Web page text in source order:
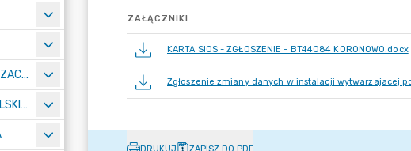
PROGRAMY DOTYCZĄCE REALIZACJI ZADAŃ PUBLICZNYCH
PROGRAM BUDŻETU OBYWATELSKIEGO POWIATU BYDGOSKIEGO
ZAŁĄCZNIKI
KARTA SIOS - ZGŁOSZENIE - BT44084 KORONOWO.docx
Zgłoszenie zmiany danych w instalacji wytwarzajacej
DRUKUJ ZAPISZ DO PDF